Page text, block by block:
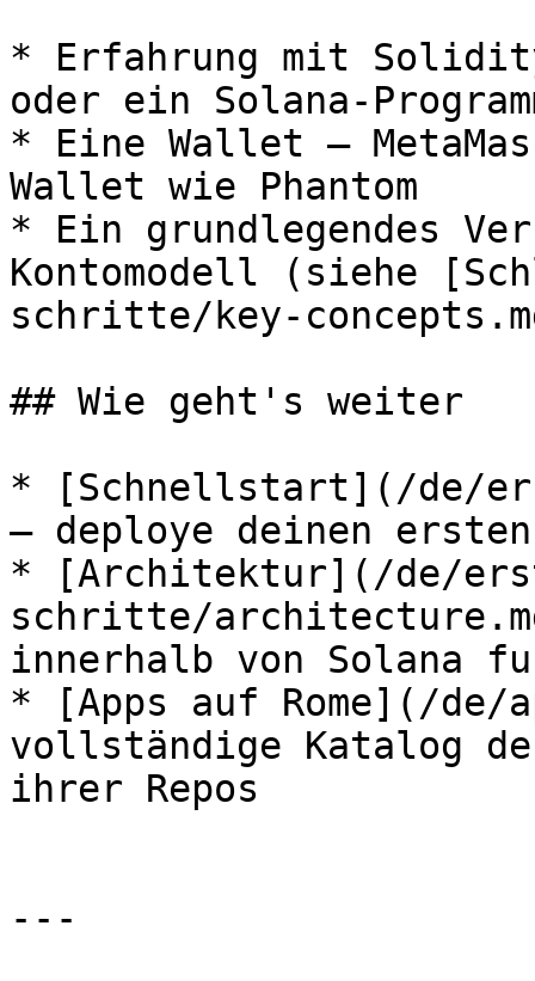
* Erfahrung mit
oder ein Solana-
* Eine Wallet —
Wallet wie Phantom
* Ein grundlegendes
Kontomodell (siehe
schritte/key-
## Wie geht's weiter
* [Schnellstart](/de/
— deploye deinen
* [Architektur](/de/
schritte/
innerhalb von Solana
* [Apps auf Rome](/de/
vollständige Katalog
ihrer Repos
---